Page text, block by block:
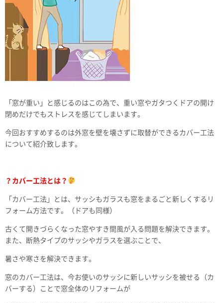
「窓が重い」と感じるのはこの為で、重い窓やガタつくドアの開け
閉めだけでもストレスを感じてしまいます。
今回おすすめするのは外窓を壁を壊さずに取替ができるカバー工法
について紹介致します。
？カバー工法とは？
「カバー工法」とは、サッシもガラスも窓をまるごと新しくするリ
フォーム方法です。（ドアも同様）
古くて開きづらくなった窓やすき間風が入る問題を解決できます。
また、断熱タイプのサッシやガラスを選ぶことで、
暑さや寒さを解決できます。
窓のカバー工法は、今お使いのサッシに新しいサッシを被せる（カ
バーする）ことで窓全体のリフォームが